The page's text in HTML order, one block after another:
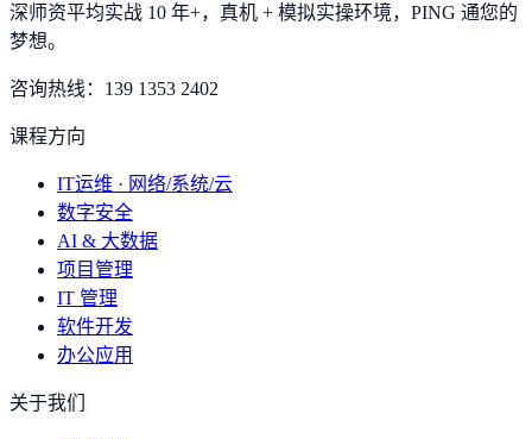
深师资平均实战 10 年+，真机 + 模拟实操环境， PING 通您的
梦想。
咨询热线： 139 1353 2402
课程方向
IT运维 · 网络/系统/云
数字安全
AI & 大数据
项目管理
IT 管理
软件开发
办公应用
关于我们